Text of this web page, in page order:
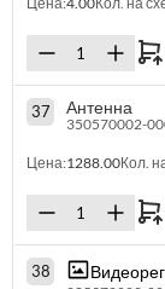
37 Антенна
350570002-
Цена:1288.00Кол.
38